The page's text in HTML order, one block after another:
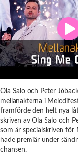
Ola Salo och Peter
mellanakterna i
framförde den helt nya
skriven av Ola Salo och
som är specialskriven för
hade premiär under
chansen.